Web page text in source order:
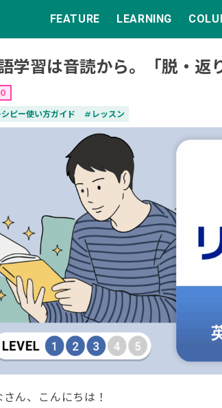
FEATURE LEARNING
学習は音読から。「脱・返
シピー使い方ガイド tag レッスン
さん、こんにちは！